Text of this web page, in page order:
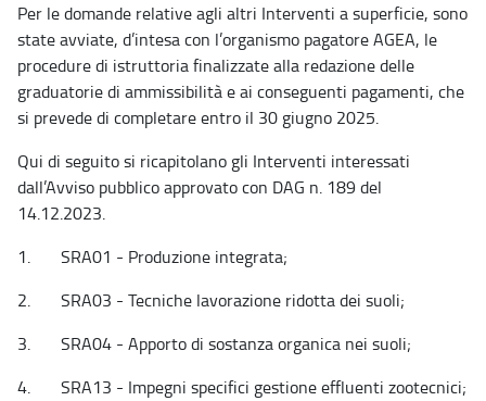
Per le domande relative agli altri Interventi a superficie, sono
state avviate, d’intesa con l’organismo pagatore AGEA, le
procedure di istruttoria finalizzate alla redazione delle
graduatorie di ammissibilità e ai conseguenti pagamenti, che
si prevede di completare entro il 30 giugno 2025.
Qui di seguito si ricapitolano gli Interventi interessati
dall’Avviso pubblico approvato con DAG n. 189 del
14.12.2023.
1. SRA01 - Produzione integrata;
2. SRA03 - Tecniche lavorazione ridotta dei suoli;
3. SRA04 - Apporto di sostanza organica nei suoli;
4. SRA13 - Impegni specifici gestione effluenti zootecnici;